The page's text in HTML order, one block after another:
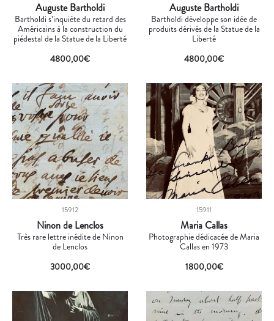
Auguste Bartholdi
Bartholdi s’inquiète du retard des
Américains à la construction du
piédestal de la Statue de la Liberté
4800,00€
Auguste Bartholdi
Bartholdi développe son idée de
produits dérivés de la Statue de la
Liberté
4800,00€
15912
Ninon de Lenclos
Très rare lettre inédite de Ninon
de Lenclos
3000,00€
15911
Maria Callas
Photographie dédicacée de Maria
Callas en 1973
1800,00€